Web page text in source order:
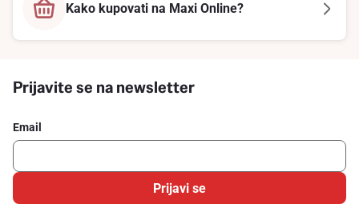
Kako kupovati na Maxi Online?
Prijavite se na newsletter
Email
Prijavi se